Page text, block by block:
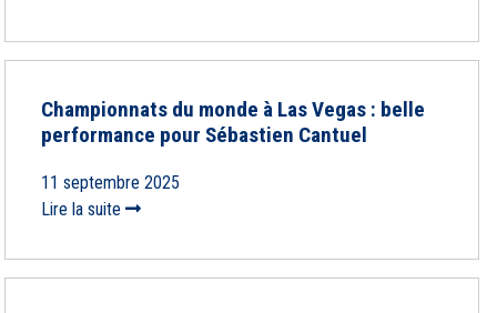
Championnats du monde à Las Vegas : belle
performance pour Sébastien Cantuel
11 septembre 2025
Lire la suite